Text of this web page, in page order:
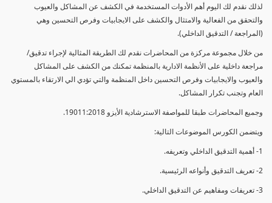
لذلك نقدم لك اليوم أهم الأدوات المستخدمة في الكشف عن المشاكل والعيوب
والتحقق من الفعالية والامتثال والكشف على الايجابيات وفرص التحسين وهي
(المراجعة / التدقيق الداخلي).
من خلال مجموعة مركزة من المحاضرات نقدم لك الطريقة المثالية لإجراء تدقيق/
مراجعة داخلية على الأنظمة الادارية بالمنظمة تمكنك من الكشف على المشاكل
والعيوب والايجابيات وفرص التحسين داخل المنظمة والتي تؤدي الي الارتقاء بالمستوي
العام وتجنب تكرار المشاكل.
وجميع المحاضرات طبقا للمواصفة الاسترشادية الأيزو 19011:2018.
ويتضمن الكورس الموضوعات التالية:
1- أهمية التدقيق الداخلي وتعريفه.
2- تعريف التدقيق وأنواعه الرئيسية.
3- تعريفات ومفاهيم عن التدقيق الداخلي.